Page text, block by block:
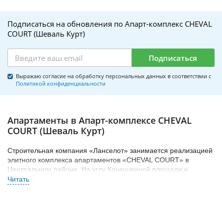
Подписаться на обновления по Апарт-комплекс CHEVAL
COURT (Шеваль Курт)
Подписаться
Выражаю согласие на обработку персональных данных в соответствии с
Политикой конфиденциальности
Апартаменты в Апарт-комплексе CHEVAL
COURT (Шеваль Курт)
Строительная компания «Ланселот» занимается реализацией
элитного комплекса апартаментов «CHEVAL COURT» в
Центральном районе. На углу Конюшенной площади и
набережной канала Грибоедова.